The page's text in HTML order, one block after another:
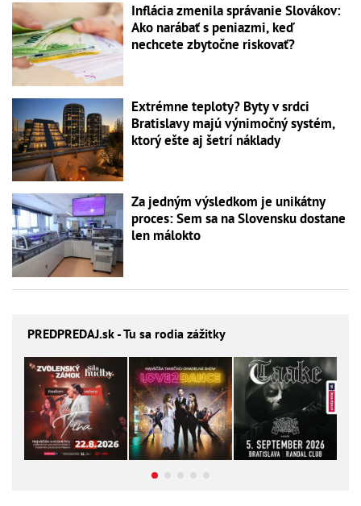
Inflácia zmenila správanie Slovákov:
Ako narábať s peniazmi, keď
nechcete zbytočne riskovať?
Extrémne teploty? Byty v srdci
Bratislavy majú výnimočný systém,
ktorý ešte aj šetrí náklady
Za jedným výsledkom je unikátny
proces: Sem sa na Slovensku dostane
len málokto
PREDPREDAJ.sk - Tu sa rodia zážitky